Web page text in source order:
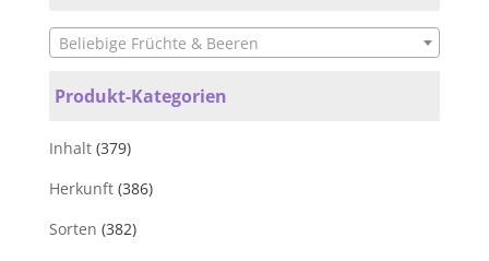
Beliebige Früchte & Beeren
Produkt-Kategorien
Inhalt (379)
Herkunft (386)
Sorten (382)